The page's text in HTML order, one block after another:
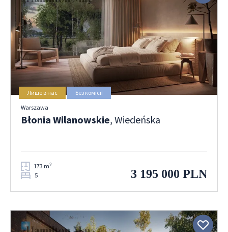
Лише в нас
Без комісії
Warszawa
Błonia Wilanowskie, Wiedeńska
173 m2
5 3 195 000 PLN